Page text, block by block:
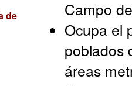
de
Campo
Ocupa el
poblados
áreas